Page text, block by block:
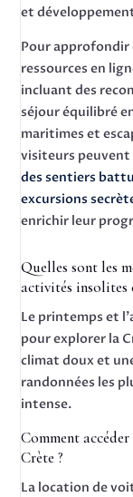
et
Pour approfondir
ressources en
incluant des
séjour équilibré
maritimes et
visiteurs
des sentiers
excursions
enrichir leur
Quelles sont les
activités insolites
Le printemps et
pour explorer la
climat doux et
randonnées les
intense.
Comment
Crète ?
La location de